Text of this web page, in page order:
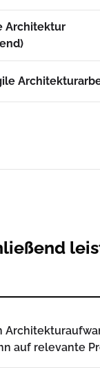
Architektur
auf relevante